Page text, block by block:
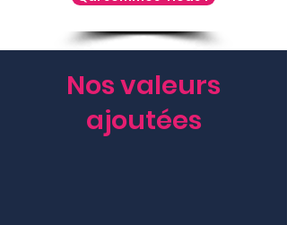
Nos valeurs
ajoutées